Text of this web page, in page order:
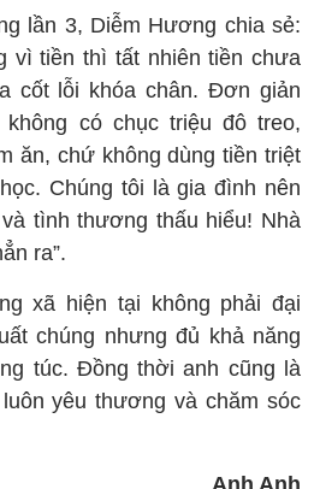
lần 3, Diễm Hương chia sẻ:
vì tiền thì tất nhiên tiền chưa
cốt lỗi khóa chân. Đơn giản
có chục triệu đô treo,
ăn, chứ không dùng tiền triệt
Chúng tôi là gia đình nên
tình thương thấu hiểu! Nhà
ra”.
xã hiện tại không phải đại
chúng nhưng đủ khả năng
túc. Đồng thời anh cũng là
yêu thương và chăm sóc
Anh Anh